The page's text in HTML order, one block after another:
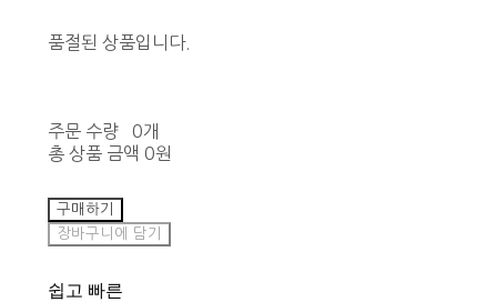
품절된 상품입니다.
주문 수량
0개
총 상품 금액 0원
구매하기
장바구니에 담기
쉽고 빠른